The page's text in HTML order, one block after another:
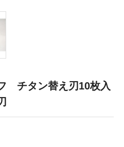
チタン替え刃10枚入